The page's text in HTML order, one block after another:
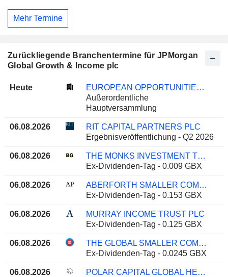
Mehr Termine
Zurückliegende Branchentermine für JPMorgan
Global Growth & Income plc
Heute
EUROPEAN OPPORTUNITIES TRUST PLC
Außerordentliche
Hauptversammlung
06.08.2026
RIT CAPITAL PARTNERS PLC
Ergebnisveröffentlichung - Q2 2026
06.08.2026
THE MONKS INVESTMENT TRUST PLC
Ex-Dividenden-Tag - 0.009 GBX
06.08.2026
ABERFORTH SMALLER COMPANIES TRUST PLC
Ex-Dividenden-Tag - 0.153 GBX
06.08.2026
MURRAY INCOME TRUST PLC
Ex-Dividenden-Tag - 0.125 GBX
06.08.2026
THE GLOBAL SMALLER COMPANIES TRUST PLC
Ex-Dividenden-Tag - 0.0245 GBX
06.08.2026
POLAR CAPITAL GLOBAL HEALTHCARE TRUST PLC